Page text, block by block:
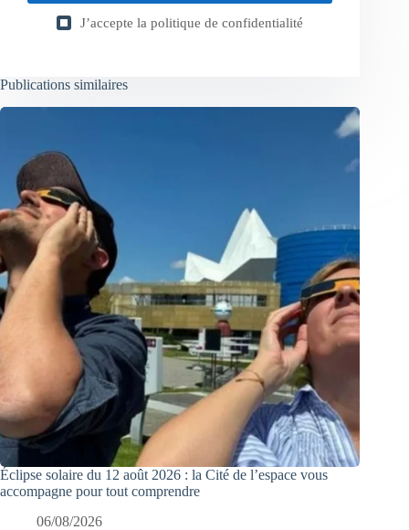
J’accepte la politique de confidentialité
Publications similaires
Éclipse solaire du 12 août 2026 : la Cité de l’espace vous
accompagne pour tout comprendre
06/08/2026